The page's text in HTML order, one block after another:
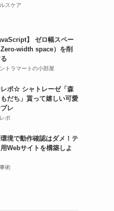
スケア
】 ゼロ幅スペー
Zero-width space）を削
トラマートの小部屋
ポ☆ シャトレーゼ「森
だち」貰って嬉しい可愛
レ
ポ
境で動作確認はダメ！テ
Webサイトを構築しよ
術